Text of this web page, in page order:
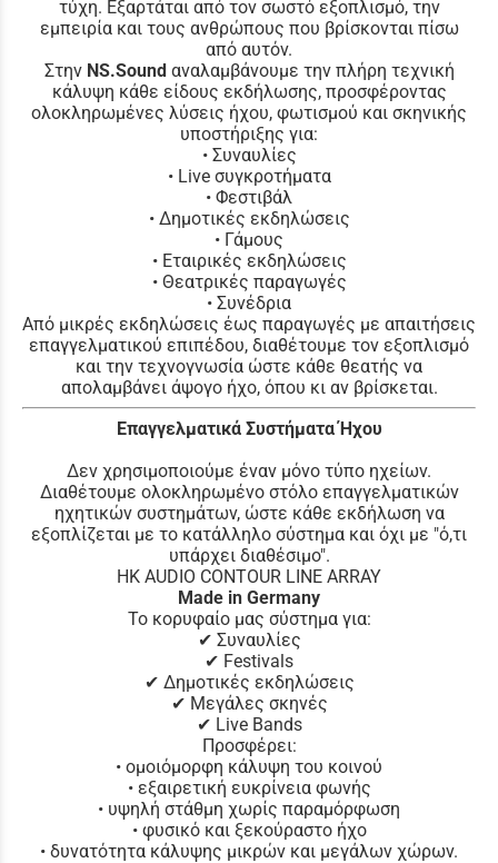
τύχη. Εξαρτάται από τον σωστό εξοπλισμό, την
εμπειρία και τους ανθρώπους που βρίσκονται πίσω
από αυτόν.
Στην NS.Soundαναλαμβάνουμε την πλήρη τεχνική
κάλυψη κάθε είδους εκδήλωσης, προσφέροντας
ολοκληρωμένες λύσεις ήχου, φωτισμού και σκηνικής
υποστήριξης για:
• Συναυλίες
• Live συγκροτήματα
• Φεστιβάλ
• Δημοτικές εκδηλώσεις
• Γάμους
• Εταιρικές εκδηλώσεις
• Θεατρικές παραγωγές
• Συνέδρια
Από μικρές εκδηλώσεις έως παραγωγές με απαιτήσεις
επαγγελματικού επιπέδου, διαθέτουμε τον εξοπλισμό
και την τεχνογνωσία ώστε κάθε θεατής να
απολαμβάνει άψογο ήχο, όπου κι αν βρίσκεται.
Επαγγελματικά Συστήματα Ήχου
Δεν χρησιμοποιούμε έναν μόνο τύπο ηχείων.
Διαθέτουμε ολοκληρωμένο στόλο επαγγελματικών
ηχητικών συστημάτων, ώστε κάθε εκδήλωση να
εξοπλίζεται με το κατάλληλο σύστημα και όχι με "ό,τι
υπάρχει διαθέσιμο".
HK AUDIO CONTOUR LINE ARRAY
Made in Germany
Το κορυφαίο μας σύστημα για:
✔ Συναυλίες
✔ Festivals
✔ Δημοτικές εκδηλώσεις
✔ Μεγάλες σκηνές
✔ Live Bands
Προσφέρει:
• ομοιόμορφη κάλυψη του κοινού
• εξαιρετική ευκρίνεια φωνής
• υψηλή στάθμη χωρίς παραμόρφωση
• φυσικό και ξεκούραστο ήχο
• δυνατότητα κάλυψης μικρών και μεγάλων χώρων.